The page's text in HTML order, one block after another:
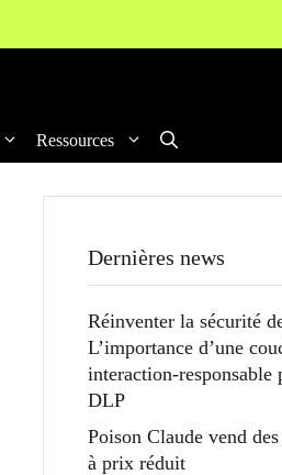
Ressources
Dernières news
Réinventer la sécurité
L’importance d’une
interaction-responsable
DLP
Poison Claude vend
à prix réduit